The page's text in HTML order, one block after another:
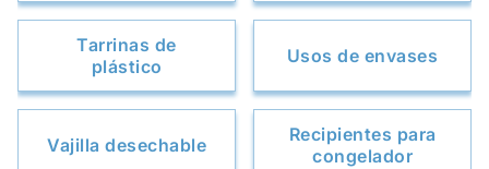
Tarrinas de
plástico
Usos de envases
Vajilla desechable
Recipientes para
congelador